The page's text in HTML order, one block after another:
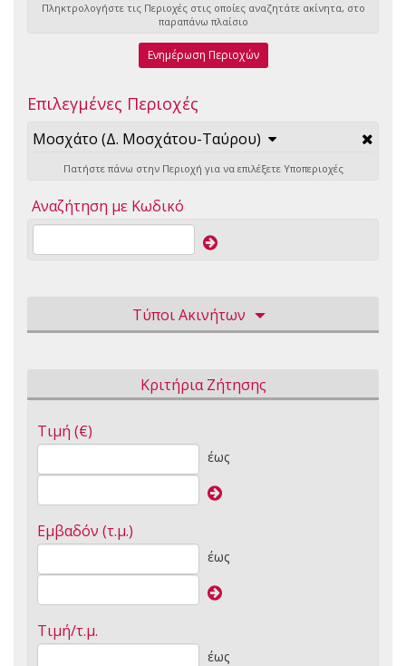
Πληκτρολογήστε τις Περιοχές στις οποίες αναζητάτε ακίνητα, στο
παραπάνω πλαίσιο
Ενημέρωση Περιοχών
Επιλεγμένες Περιοχές
Μοσχάτο (Δ. Μοσχάτου-Ταύρου)
Πατήστε πάνω στην Περιοχή για να επιλέξετε Υποπεριοχές
Αναζήτηση με Κωδικό
Τύποι Ακινήτων
Κριτήρια Ζήτησης
Τιμή (€)
έως
Εμβαδόν (τ.μ.)
έως
Τιμή/τ.μ.
έως